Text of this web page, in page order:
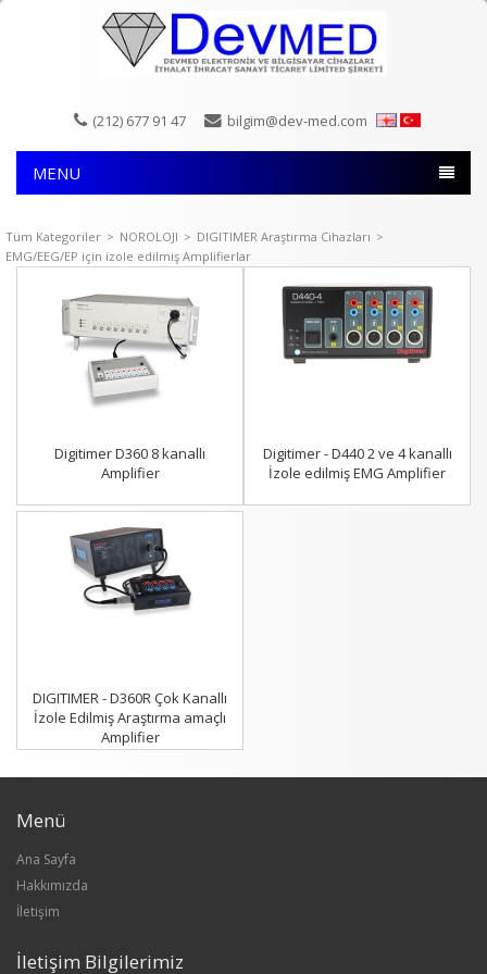
(212) 677 91 47 bilgim@dev-med.com
MENU
Tüm Kategoriler > NOROLOJI > DIGITIMER Araştırma Cihazları >
EMG/EEG/EP için izole edilmiş Amplifierlar
Digitimer D360 8 kanallı
Amplifier
Digitimer - D440 2 ve 4 kanallı
İzole edilmiş EMG Amplifier
DIGITIMER - D360R Çok Kanallı
İzole Edilmiş Araştırma amaçlı
Amplifier
Menü
Ana Sayfa
Hakkımızda
İletişim
İletişim Bilgilerimiz